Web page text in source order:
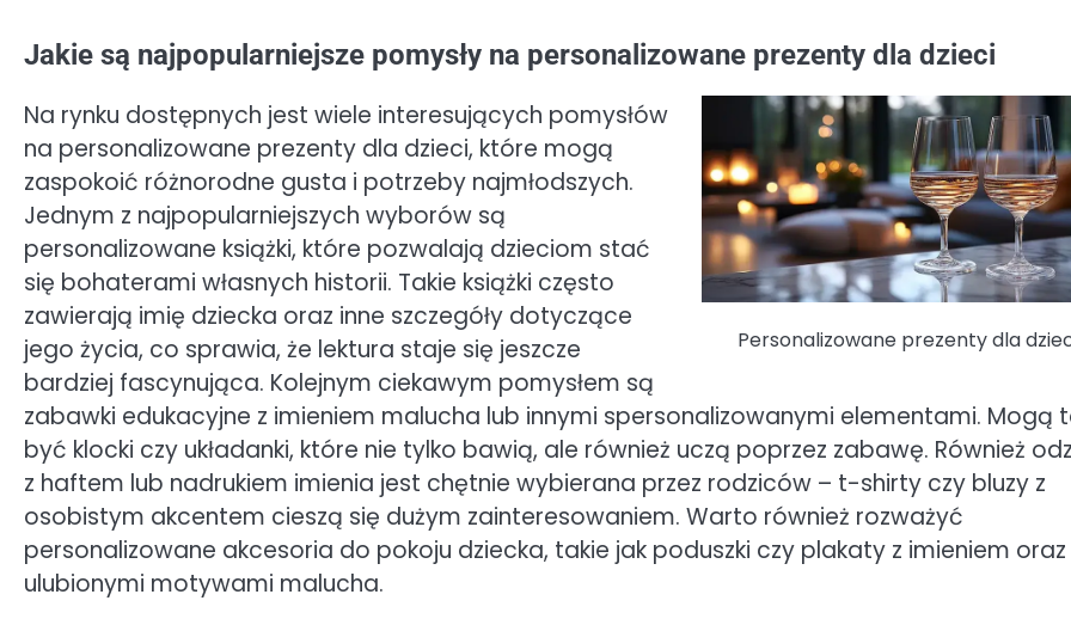
Jakie są najpopularniejsze pomysły na personalizowane prezenty dla dzieci
Personalizowane prezenty dla
Na rynku dostępnych jest wiele interesujących pomysłów
na personalizowane prezenty dla dzieci, które mogą
zaspokoić różnorodne gusta i potrzeby najmłodszych.
Jednym z najpopularniejszych wyborów są
personalizowane książki, które pozwalają dzieciom stać
się bohaterami własnych historii. Takie książki często
zawierają imię dziecka oraz inne szczegóły dotyczące
jego życia, co sprawia, że lektura staje się jeszcze
bardziej fascynująca. Kolejnym ciekawym pomysłem są
zabawki edukacyjne z imieniem malucha lub innymi spersonalizowanymi elementami. Mogą
być klocki czy układanki, które nie tylko bawią, ale również uczą poprzez zabawę. Również
z haftem lub nadrukiem imienia jest chętnie wybierana przez rodziców – t-shirty czy bluzy z
osobistym akcentem cieszą się dużym zainteresowaniem. Warto również rozważyć
personalizowane akcesoria do pokoju dziecka, takie jak poduszki czy plakaty z imieniem oraz
ulubionymi motywami malucha.